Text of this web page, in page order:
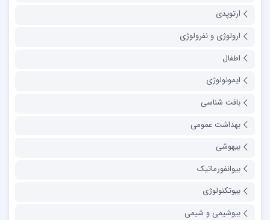
ارتوپدی
ارولوژی و نفرولوژی
اطفال
ایمونولوژی
بافت شناسی
بهداشت عمومی
بیهوشی
بیوانفورماتیک
بیوتکنولوژی
بیوشیمی و شیمی